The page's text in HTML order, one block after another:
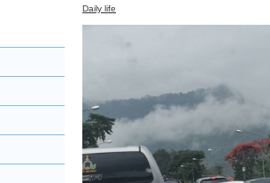
Daily life